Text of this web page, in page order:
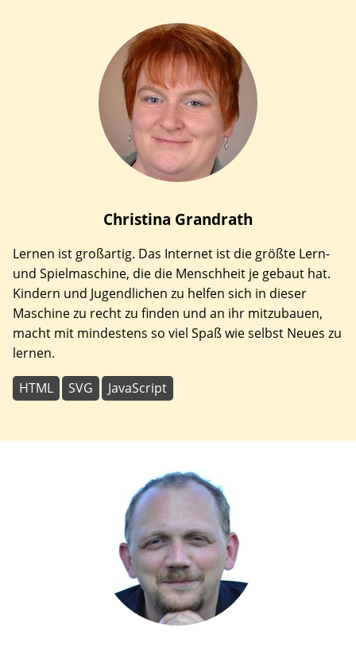
Christina Grandrath
Lernen ist großartig. Das Internet ist die größte Lern-
und Spielmaschine, die die Menschheit je gebaut hat.
Kindern und Jugendlichen zu helfen sich in dieser
Maschine zu recht zu finden und an ihr mitzubauen,
macht mit mindestens so viel Spaß wie selbst Neues zu
lernen.
HTML SVG JavaScript